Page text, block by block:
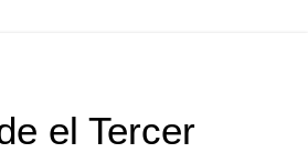
el Tercer